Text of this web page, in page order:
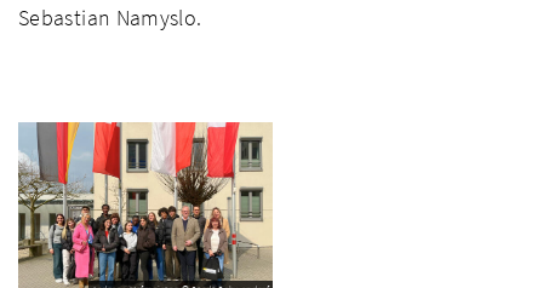
Sebastian Namyslo.